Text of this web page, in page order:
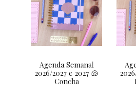
Agenda Semanal
2026/2027 e 2027 🐚
Concha